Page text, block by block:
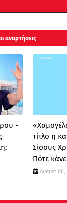
αναρτήσεις
-
τίτλο η
Σίσσυς
Πότε
August 06,